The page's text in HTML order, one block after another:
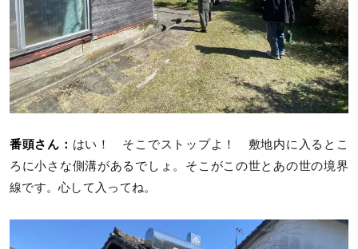
番頭さん： はい！ そこでストップよ！ 敷地内に入るとこ
ろに小さな側溝があるでしょ。そこがこの世とあの世の境界
線です。心して入ってね。